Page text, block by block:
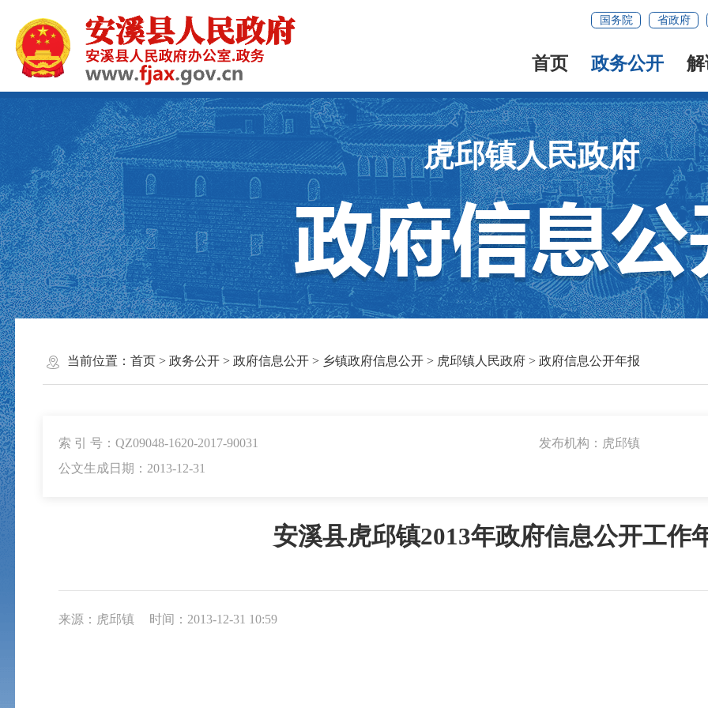
国务院 省政府
首页 政务公开
虎邱镇人民政府
当前位置： 首页> 政务公开> 政府信息公开> 乡镇政府信息公开> 虎邱镇人民政府> 政府信息公开年报
索 引 号：QZ09048-1620-2017-90031
发布机构：虎邱镇
公文生成日期：2013-12-31
安溪县虎邱镇2013年政府信息公开工作
来源：虎邱镇 时间：2013-12-31 10:59